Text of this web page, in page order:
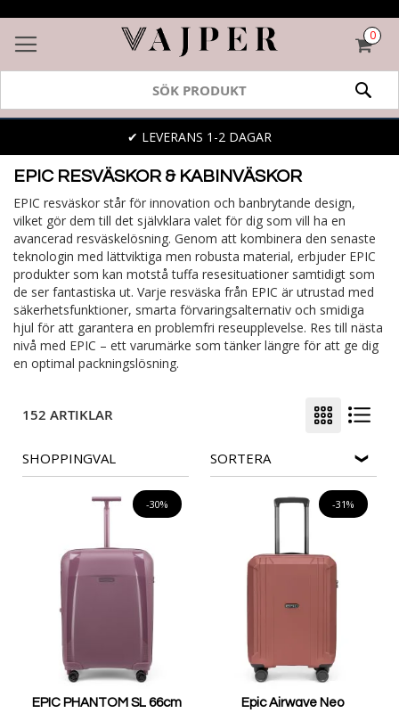
0
✔ LEVERANS 1-2 DAGAR
EPIC RESVÄSKOR & KABINVÄSKOR
EPIC resväskor står för innovation och banbrytande design,
vilket gör dem till det självklara valet för dig som vill ha en
avancerad resväskelösning. Genom att kombinera den senaste
teknologin med lättviktiga men robusta material, erbjuder EPIC
produkter som kan motstå tuffa resesituationer samtidigt som
de ser fantastiska ut. Varje resväska från EPIC är utrustad med
säkerhetsfunktioner, smarta förvaringsalternativ och smidiga
hjul för att garantera en problemfri reseupplevelse. Res till nästa
nivå med EPIC – ett varumärke som tänker längre för att ge dig
en optimal packningslösning.
152 ARTIKLAR
SHOPPINGVAL SORTERA
-30%
EPIC PHANTOM SL 66cm
-31%
Epic Airwave Neo